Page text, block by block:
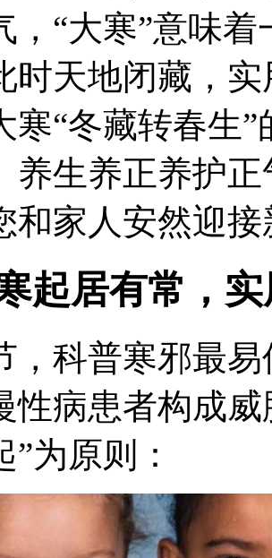
，“大寒”意味
时天地闭藏，
寒“冬藏转春生
养生养正养护
和家人安然迎
起居有常，
，科普寒邪最
性病患者构成
为原则：